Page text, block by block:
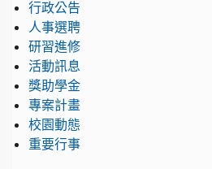
行政公告
人事選聘
研習進修
活動訊息
獎助學金
專案計畫
校園動態
重要行事